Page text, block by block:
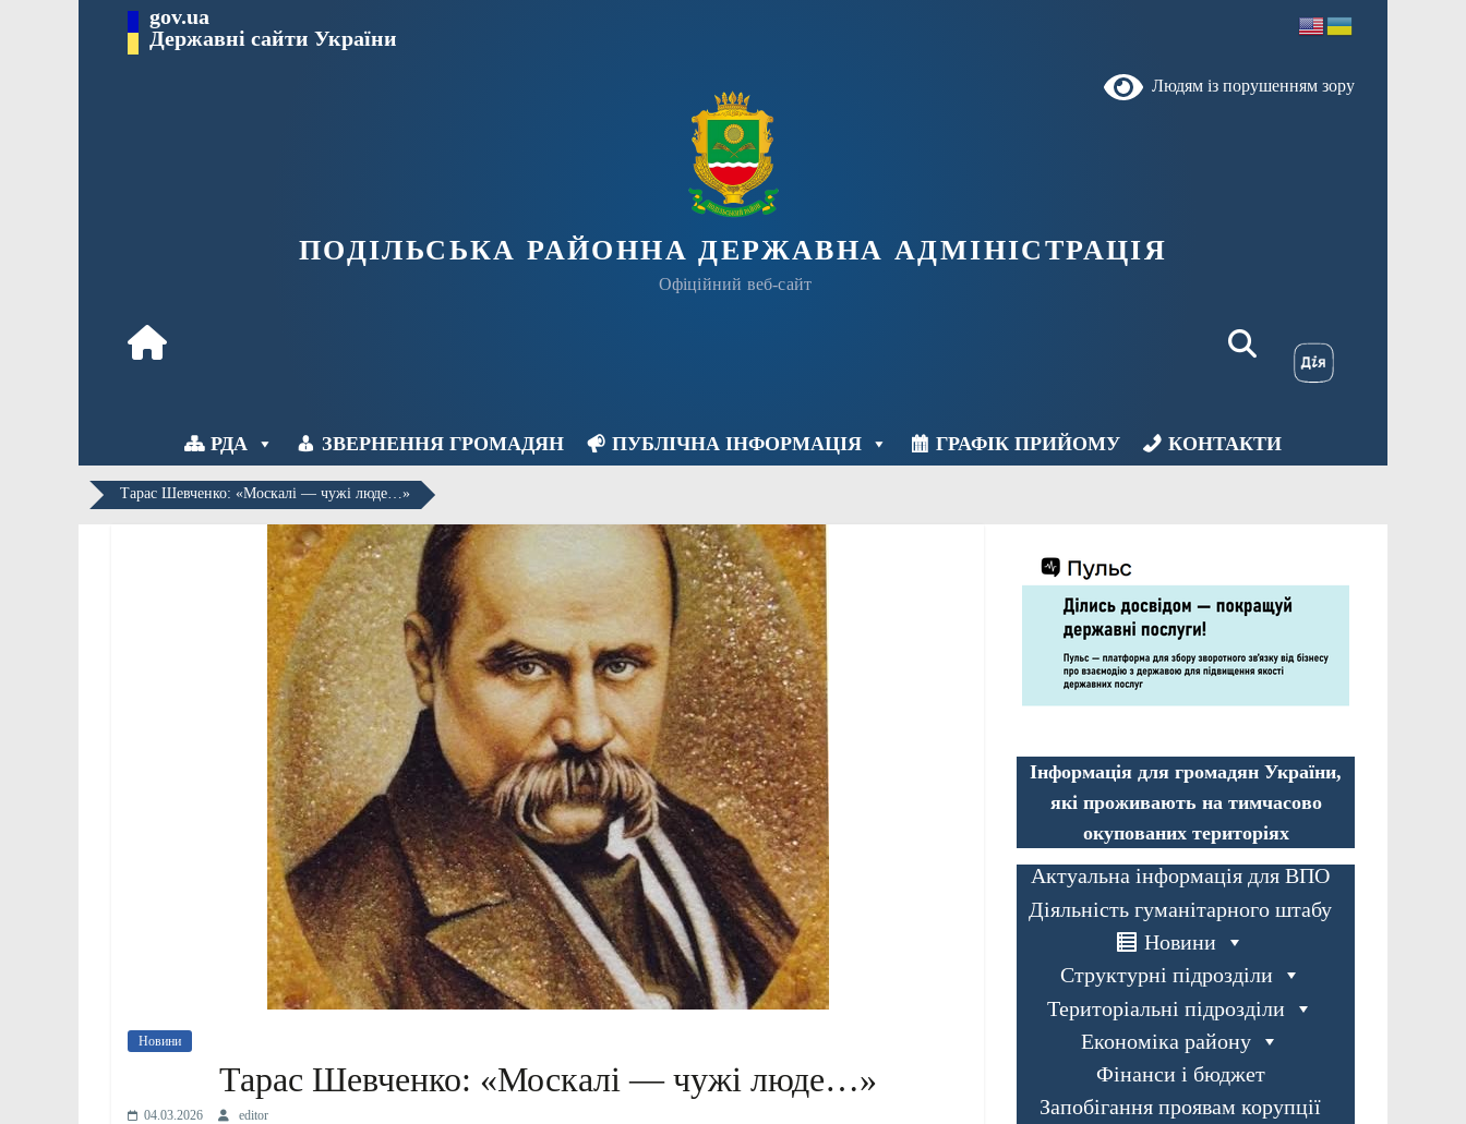
Перейти gov.ua
Державні сайти України
Людям із порушенням зору
ПОДІЛЬСЬКА РАЙОННА ДЕРЖАВНА АДМІНІСТРАЦІЯ
Офіційний веб-сайт
РДА ЗВЕРНЕННЯ ГРОМАДЯН ПУБЛІЧНА ІНФОРМАЦІЯ ГРАФІК ПРИЙОМУ КОНТАКТИ
Тарас Шевченко: «Москалі — чужі люде…»
Новини
Тарас Шевченко: «Москалі — чужі люде…»
04.03.2026 editor
Інформація для громадян України,
які проживають на тимчасово
окупованих територіях
Актуальна інформація для ВПО
Діяльність гуманітарного штабу
Новини
Структурні підрозділи
Територіальні підрозділи
Економіка району
Фінанси і бюджет
Запобігання проявам корупції